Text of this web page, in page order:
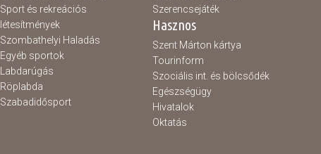
Sport és rekreációs
létesítmények
Szombathelyi Haladás
Egyéb sportok
Labdarúgás
Röplabda
Szabadidősport
Szerencsejáték
Hasznos
Szent Márton kártya
Tourinform
Szociális int. és bölcsődék
Egészségügy
Hivatalok
Oktatás